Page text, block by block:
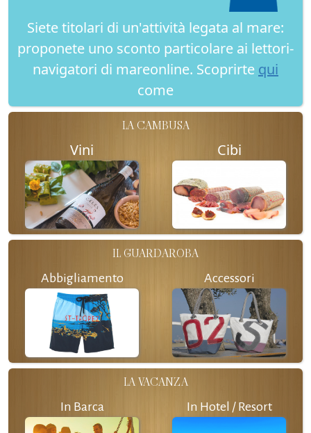
Siete titolari di un'attività legata al mare:
proponete uno sconto particolare ai lettori-
navigatori di mareonline. Scoprirte qui
come
LA CAMBUSA
Vini Cibi
IL GUARDAROBA
Abbigliamento Accessori
LA VACANZA
In Barca In Hotel / Resort